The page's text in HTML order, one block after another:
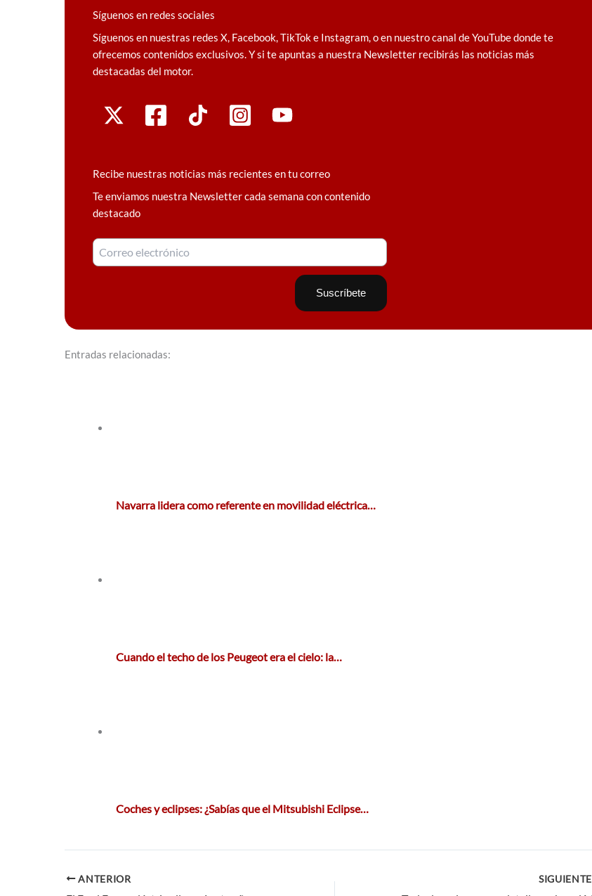
Síguenos en redes sociales
Síguenos en nuestras redes X, Facebook, TikTok e Instagram, o en nuestro canal de YouTube donde te
ofrecemos contenidos exclusivos. Y si te apuntas a nuestra Newsletter recibirás las noticias más
destacadas del motor.
Recibe nuestras noticias más recientes en tu correo
Te enviamos nuestra Newsletter cada semana con contenido
destacado
Entradas relacionadas:
Navarra lidera como referente en movilidad eléctrica…
Cuando el techo de los Peugeot era el cielo: la…
Coches y eclipses: ¿Sabías que el Mitsubishi Eclipse…
ANTERIOR SIGUIENTE